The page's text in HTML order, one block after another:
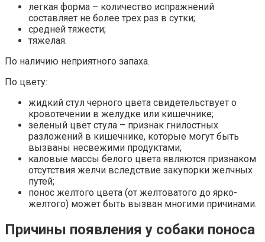
легкая форма – количество испражнений
составляет не более трех раз в сутки;
средней тяжести;
тяжелая.
По наличию неприятного запаха.
По цвету:
жидкий стул черного цвета свидетельствует о
кровотечении в желудке или кишечнике;
зеленый цвет стула – признак гнилостных
разложений в кишечнике, которые могут быть
вызваны несвежими продуктами;
каловые массы белого цвета являются признаком
отсутствия желчи вследствие закупорки желчных
путей;
понос желтого цвета (от желтоватого до ярко-
желтого) может быть вызван многими причинами.
Причины появления у собаки поноса